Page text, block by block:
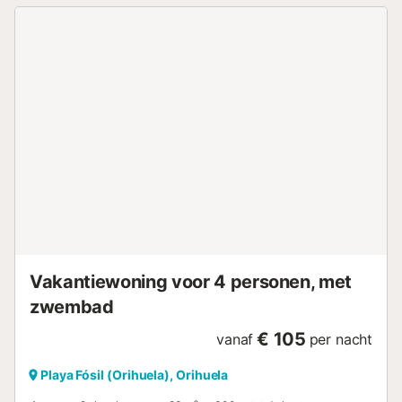
Vakantiewoning voor 4 personen, met
zwembad
vanaf € 105 per nacht
Playa Fósil (Orihuela), Orihuela